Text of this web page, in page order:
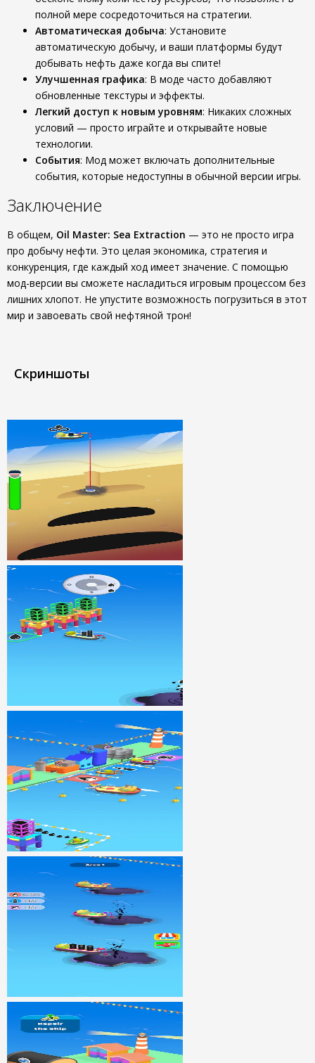
полной мере сосредоточиться на стратегии.
Автоматическая добыча: Установите
автоматическую добычу, и ваши платформы будут
добывать нефть даже когда вы спите!
Улучшенная графика: В моде часто добавляют
обновленные текстуры и эффекты.
Легкий доступ к новым уровням: Никаких сложных
условий — просто играйте и открывайте новые
технологии.
События: Мод может включать дополнительные
события, которые недоступны в обычной версии игры.
Заключение
В общем, Oil Master: Sea Extraction — это не просто игра
про добычу нефти. Это целая экономика, стратегия и
конкуренция, где каждый ход имеет значение. С помощью
мод-версии вы сможете насладиться игровым процессом без
лишних хлопот. Не упустите возможность погрузиться в этот
мир и завоевать свой нефтяной трон!
Скриншоты